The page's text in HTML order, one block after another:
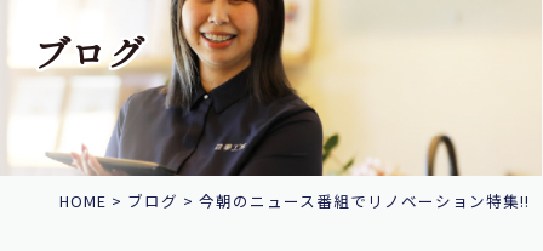
ブログ
HOME > ブログ > 今朝のニュース番組でリノベーション特集!!